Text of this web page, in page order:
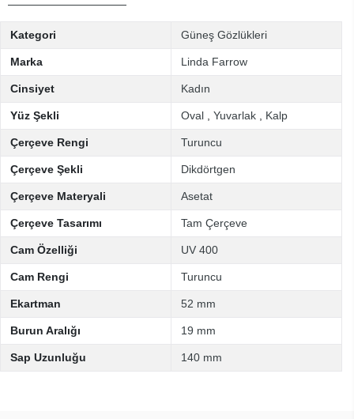
Kategori Güneş Gözlükleri
Marka Linda Farrow
Cinsiyet Kadın
Yüz Şekli Oval Yuvarlak Kalp
Çerçeve Rengi Turuncu
Çerçeve Şekli Dikdörtgen
Çerçeve Materyali Asetat
Çerçeve Tasarımı Tam Çerçeve
Cam Özelliği UV 400
Cam Rengi Turuncu
Ekartman 52 mm
Burun Aralığı 19 mm
Sap Uzunluğu 140 mm